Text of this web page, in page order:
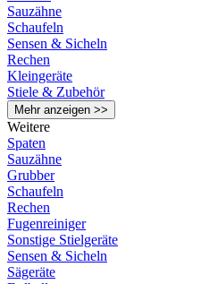
Sauzähne
Schaufeln
Sensen & Sicheln
Rechen
Kleingeräte
Stiele & Zubehör
Mehr anzeigen >>
Weitere
Spaten
Sauzähne
Grubber
Schaufeln
Rechen
Fugenreiniger
Sonstige Stielgeräte
Sensen & Sicheln
Sägeräte